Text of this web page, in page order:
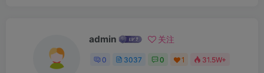
admin 关注
0 3037 0 1 31.5W+